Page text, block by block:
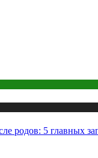
родов: 5 главных